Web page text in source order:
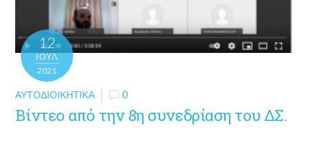
12
ΙΟΎΛ
2021
ΑΥΤΟΔΙΟΙΚΗΤΙΚΆ 0
Βίντεο από την 8η συνεδρίαση του ΔΣ.